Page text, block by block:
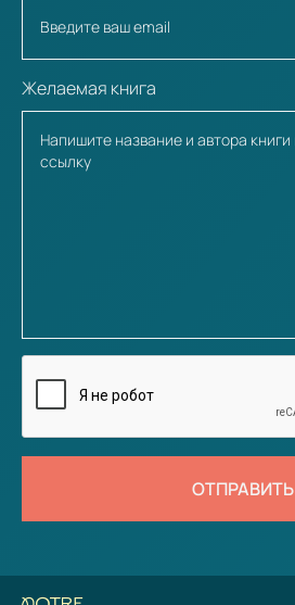
Желаемая книга
ОТПРАВИТЬ